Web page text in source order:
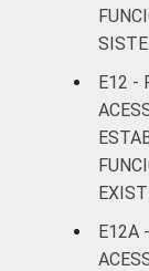
E12 -
E12A